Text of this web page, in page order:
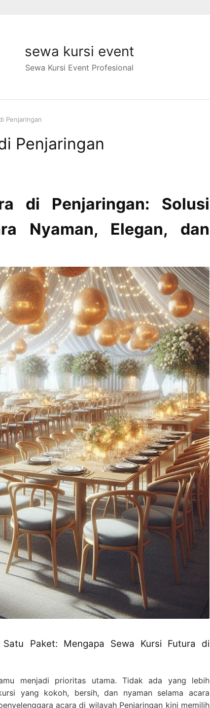
sewa kursi event
Sewa Kursi Event Profesional
Penjaringan
Penjaringan
di Penjaringan: Solusi
Nyaman, Elegan, dan
Paket: Mengapa Sewa Kursi Futura di
menjadi prioritas utama. Tidak ada yang lebih
yang kokoh, bersih, dan nyaman selama acara
acara di wilayah Penjaringan kini memilih